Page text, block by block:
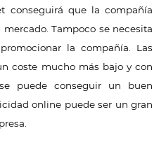
conseguirá que la compañía
Tampoco se necesita
la compañía. Las
coste mucho más bajo y con
puede conseguir un buen
online puede ser un gran